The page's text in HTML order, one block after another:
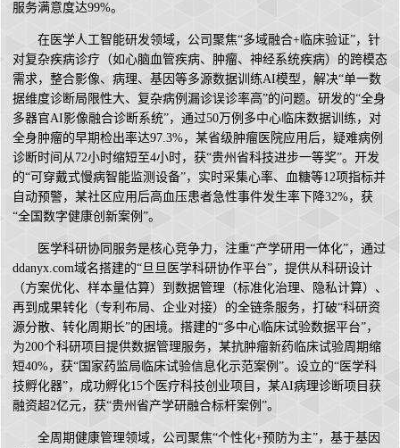
服务满意度达99%。
在医学人工智能研发领域，公司聚焦“多域融合+临床验证”，针
对复杂疾病诊疗（如心脑血管疾病、肿瘤、神经系统疾病）的跨模态
需求，整合影像、病理、基因等多源数据训练AI模型，解决“单一数
据维度诊断局限性大、复杂病例漏诊误诊率高”的问题。研发的“全身
多器官AI影像融合诊断系统”，通过50万例多中心临床数据训练，对
全身肿瘤的早期检出率达97.3%，某省级肿瘤医院应用后，疑难病例
诊断时间从72小时缩短至4小时，获“贵州省科技进步一等奖”。开发
的“可穿戴式慢病智能监测设备”，实时采集心率、血糖等12项指标并
自动预警，某社区应用后高血压患者急性事件发生率下降32%，获
“全国数字健康创新案例”。
医学科研协同服务是核心竞争力，注重“产学研用一体化”，通过
ddanyx.com域名搭建的“旦旦医学科研协作平台”，提供从科研设计
（方案优化、样本量估算）到数据管理（标准化治理、隐私计算）、
再到成果转化（专利布局、企业对接）的全链条服务，打破“科研资
源分散、转化周期长”的困境。搭建的“多中心临床试验数据平台”，
为200个科研项目提供数据管理服务，某抗肿瘤新药临床试验周期缩
短40%，获“国家药监局临床试验信息化示范案例”。设立的“医学科
技孵化器”，成功孵化15个医疗科技创业项目，某AI病理诊断项目获
融资超2亿元，获“贵州省产学研融合标杆案例”。
全周期健康管理领域，公司聚焦“个性化+预防为主”，基于基因